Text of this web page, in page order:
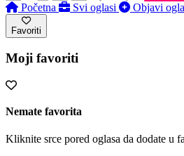
Početna Svi oglasi Objavi
Favoriti
Moji favoriti
Nemate favorita
Kliknite srce pored oglasa da dodate u